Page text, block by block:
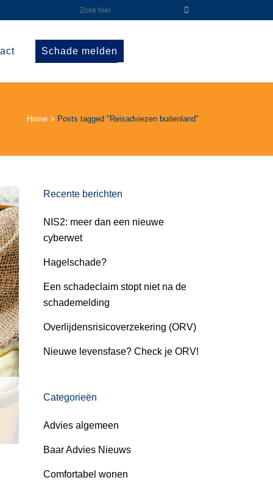
Schade melden
Home > Posts tagged "Reisadviezen buitenland"
Recente berichten
NIS2: meer dan een nieuwe
cyberwet
Hagelschade?
Een schadeclaim stopt niet na de
schademelding
Overlijdensrisicoverzekering (ORV)
Nieuwe levensfase? Check je ORV!
Categorieën
Advies algemeen
Baar Advies Nieuws
Comfortabel wonen